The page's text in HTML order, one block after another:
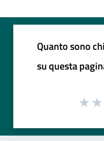
Quanto sono
su questa